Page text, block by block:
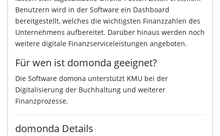
Benutzern wird in der Software ein Dashboard
bereitgestellt, welches die wichtigsten Finanzzahlen des
Unternehmens aufbereitet. Darüber hinaus werden noch
weitere digitale Finanzserviceleistungen angeboten.
Für wen ist domonda geeignet?
Die Software domona unterstützt KMU bei der
Digitalisierung der Buchhaltung und weiterer
Finanzprozesse.
domonda Details